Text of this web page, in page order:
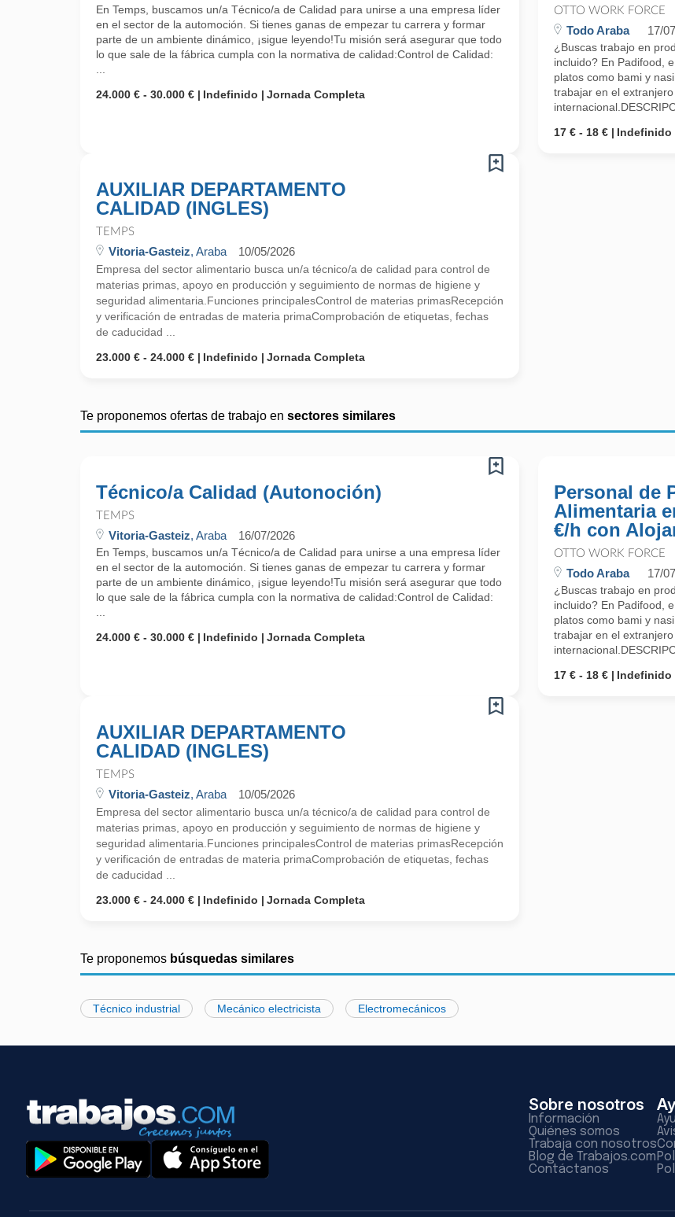
En Temps, buscamos un/a Técnico/a de Calidad para unirse a una empresa líder
en el sector de la automoción. Si tienes ganas de empezar tu carrera y formar
parte de un ambiente dinámico, ¡sigue leyendo!Tu misión será asegurar que todo
lo que sale de la fábrica cumpla con la normativa de calidad:Control de Calidad:
24.000 € - 30.000 €
Indefinido Jornada Completa
OTTO WORK FORCE
Todo Araba 17/
¿Buscas trabajo en
incluido? En Padifood,
platos como bami y
trabajar en el
17 € - 18 €
Indefinido
AUXILIAR DEPARTAMENTO
CALIDAD (INGLES)
TEMPS
Vitoria-Gasteiz, Araba 10/05/2026
Empresa del sector alimentario busca un/a técnico/a de calidad para control de
materias primas, apoyo en producción y seguimiento de normas de higiene y
seguridad alimentaria.Funciones principalesControl de materias primasRecepción
y verificación de entradas de materia primaComprobación de etiquetas, fechas
de caducidad ...
23.000 € - 24.000 €
Indefinido Jornada Completa
Te proponemos ofertas de trabajo en sectores similares
Técnico/a Calidad (Autonoción)
TEMPS
Vitoria-Gasteiz, Araba 16/07/2026
En Temps, buscamos un/a Técnico/a de Calidad para unirse a una empresa líder
en el sector de la automoción. Si tienes ganas de empezar tu carrera y formar
parte de un ambiente dinámico, ¡sigue leyendo!Tu misión será asegurar que todo
lo que sale de la fábrica cumpla con la normativa de calidad:Control de Calidad:
24.000 € - 30.000 €
Indefinido Jornada Completa
Personal de
Alimentaria
€/h con
OTTO WORK FORCE
Todo Araba 17/
¿Buscas trabajo en
incluido? En Padifood,
platos como bami y
trabajar en el
17 € - 18 €
Indefinido
AUXILIAR DEPARTAMENTO
CALIDAD (INGLES)
TEMPS
Vitoria-Gasteiz, Araba 10/05/2026
Empresa del sector alimentario busca un/a técnico/a de calidad para control de
materias primas, apoyo en producción y seguimiento de normas de higiene y
seguridad alimentaria.Funciones principalesControl de materias primasRecepción
y verificación de entradas de materia primaComprobación de etiquetas, fechas
de caducidad ...
23.000 € - 24.000 €
Indefinido Jornada Completa
Te proponemos búsquedas similares
Técnico industrial Mecánico electricista Electromecánicos
Sobre nosotros
Información
Quiénes somos
Trabaja con nosotros
Blog de Trabajos.com
Contáctanos